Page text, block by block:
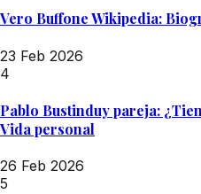
Vero Buffone Wikipedia:
23 Feb 2026
4
Pablo Bustinduy pareja:
Vida personal
26 Feb 2026
5